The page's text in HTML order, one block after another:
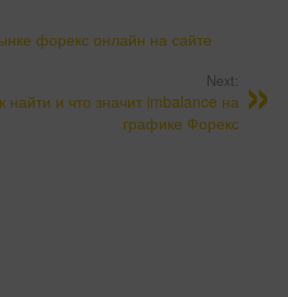
форекс онлайн на сайте
Next:
найти и что значит imbalance на
графике Форекс